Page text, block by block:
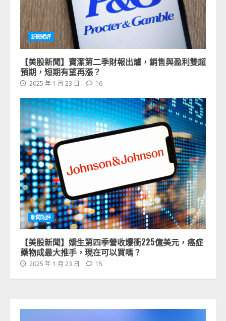
新聞短評
【美股新聞】寶潔第二季財報出爐，銷售與盈利雙超
預期，短期有望再漲？
2025 年 1 月 23 日 16
新聞短評
【美股新聞】嬌生第四季營收爆衝225億美元，癌症
藥物成最大推手，現在可以買嗎？
2025 年 1 月 23 日 15